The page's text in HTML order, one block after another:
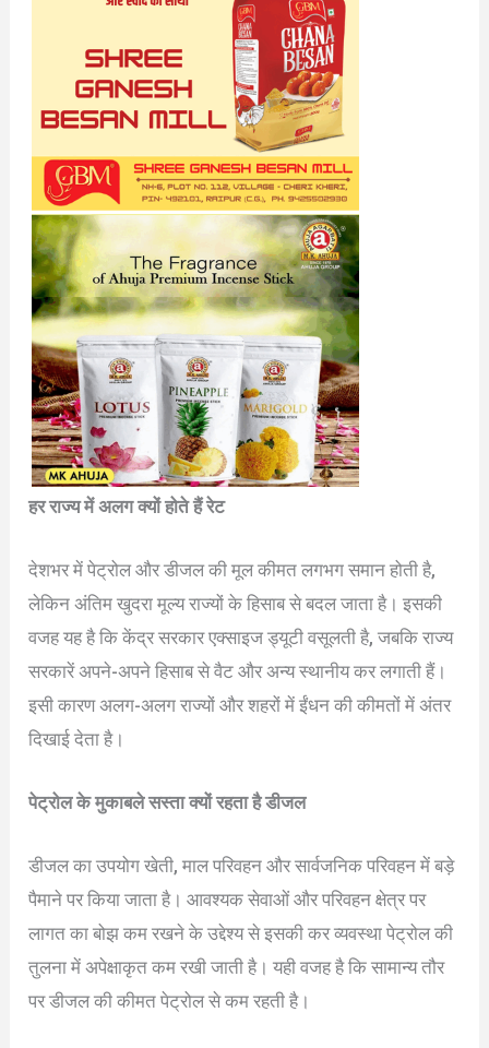
हर राज्य में अलग क्यों होते हैं रेट
देशभर में पेट्रोल और डीजल की मूल कीमत लगभग समान होती है,
लेकिन अंतिम खुदरा मूल्य राज्यों के हिसाब से बदल जाता है। इसकी
वजह यह है कि केंद्र सरकार एक्साइज ड्यूटी वसूलती है, जबकि राज्य
सरकारें अपने-अपने हिसाब से वैट और अन्य स्थानीय कर लगाती हैं।
इसी कारण अलग-अलग राज्यों और शहरों में ईंधन की कीमतों में अंतर
दिखाई देता है।
पेट्रोल के मुकाबले सस्ता क्यों रहता है डीजल
डीजल का उपयोग खेती, माल परिवहन और सार्वजनिक परिवहन में बड़े
पैमाने पर किया जाता है। आवश्यक सेवाओं और परिवहन क्षेत्र पर
लागत का बोझ कम रखने के उद्देश्य से इसकी कर व्यवस्था पेट्रोल की
तुलना में अपेक्षाकृत कम रखी जाती है। यही वजह है कि सामान्य तौर
पर डीजल की कीमत पेट्रोल से कम रहती है।